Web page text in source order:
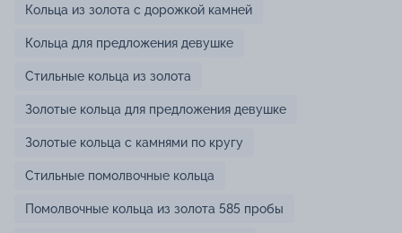
Кольца из золота с дорожкой камней
Кольца для предложения девушке
Стильные кольца из золота
Золотые кольца для предложения девушке
Золотые кольца с камнями по кругу
Стильные помолвочные кольца
Помолвочные кольца из золота 585 пробы